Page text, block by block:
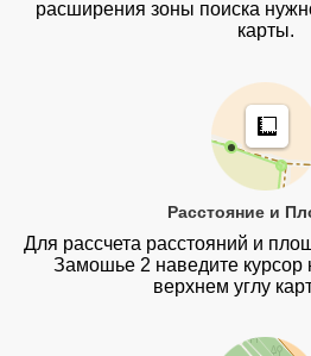
расширения зоны поиска
карты.
Расстояние и
Для рассчета расстояний и
Замошье 2 наведите курсор
верхнем углу